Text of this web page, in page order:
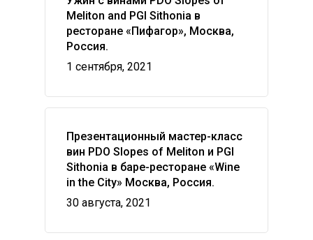
Meliton and PGI Sithonia в
ресторане «Пифагор», Москва,
Россия.
1 сентября, 2021
Презентационный мастер-класс
вин PDO Slopes of Meliton и PGI
Sithonia в баре-ресторане «Wine
in the City» Москва, Россия.
30 августа, 2021
This is an optional, highly
customizable off canvas
The Castle
2500 Castle Dr
Manhattan, NY